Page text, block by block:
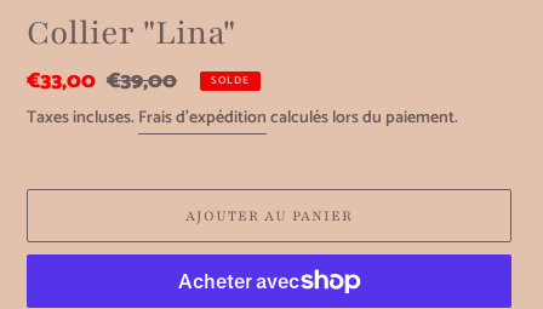
Collier "Lina"
Prix
réduit
€33,00 Prix
normal
€39,00 SOLDE
Taxes incluses. Frais d'expéditioncalculés lors du paiement.
AJOUTER AU PANIER